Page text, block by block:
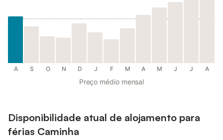
A S O N D J F M A M J J A
Preço médio mensal
Disponibilidade atual de alojamento para
férias Caminha